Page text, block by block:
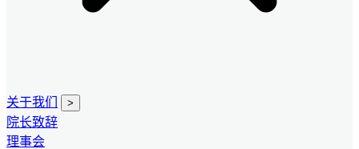
关于我们 >
院长致辞
理事会